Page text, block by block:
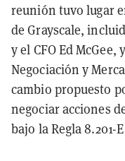
reunión tuvo lugar
de Grayscale,
y el CFO Ed
Negociación y
cambio propuesto
negociar acciones
bajo la Regla 8.201-